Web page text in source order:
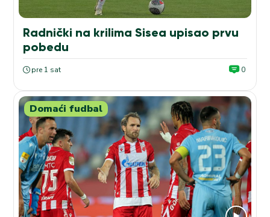
Radnički na krilima Sisea upisao prvu
pobedu
pre 1 sat 0
Domaći fudbal